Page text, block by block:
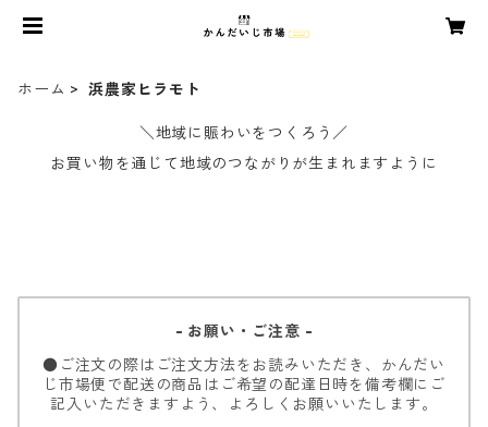
ホーム 浜農家ヒラモト
＼地域に賑わいをつくろう／
お買い物を通じて地域のつながりが生まれますように
- お願い・ご注意 -
●ご注文の際はご注文方法をお読みいただき、かんだい
じ市場便で配送の商品はご希望の配達日時を備考欄にご
記入いただきますよう、よろしくお願いいたします。